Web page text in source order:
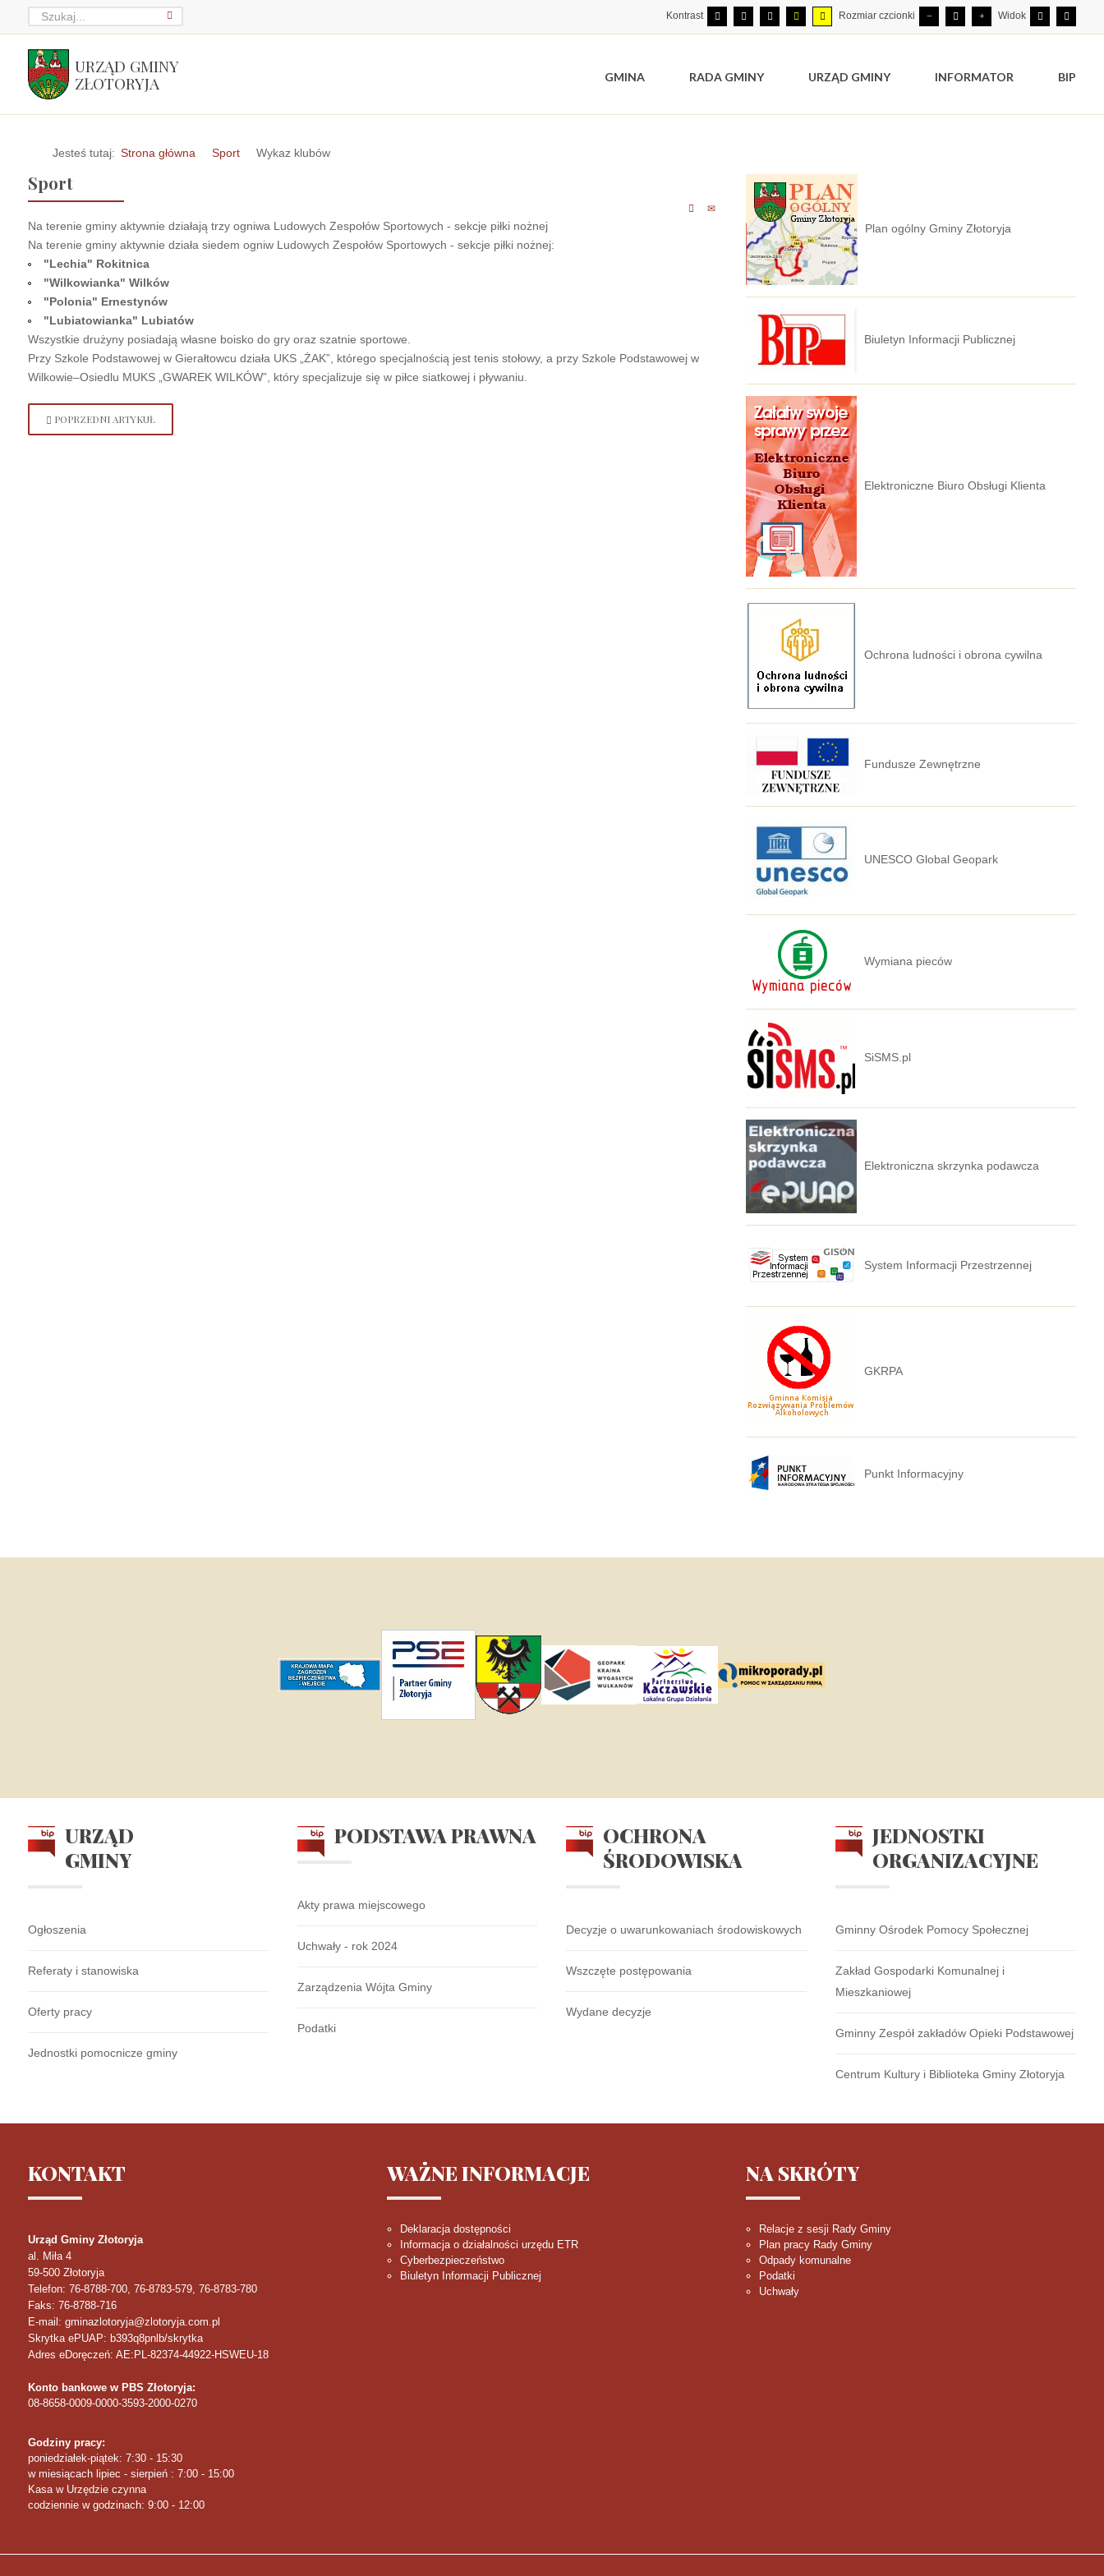
Kontrast Rozmiar czcionki Widok
URZĄD GMINY
ZŁOTORYJA
GMINA RADA GMINY URZĄD GMINY INFORMATOR BIP
Jesteś tutaj: Strona główna Sport Wykaz klubów
Sport
Na terenie gminy aktywnie działają trzy ogniwa Ludowych Zespołów Sportowych - sekcje piłki nożnej
Na terenie gminy aktywnie działa siedem ogniw Ludowych Zespołów Sportowych - sekcje piłki nożnej:
"Lechia" Rokitnica
"Wilkowianka" Wilków
"Polonia" Ernestynów
"Lubiatowianka" Lubiatów
Wszystkie drużyny posiadają własne boisko do gry oraz szatnie sportowe.
Przy Szkole Podstawowej w Gierałtowcu działa UKS „ŻAK”, którego specjalnością jest tenis stołowy, a przy Szkole Podstawowej w
Wilkowie–Osiedlu MUKS „GWAREK WILKÓW”, który specjalizuje się w piłce siatkowej i pływaniu.
POPRZEDNI ARTYKUŁ
Plan ogólny Gminy Złotoryja
Biuletyn Informacji Publicznej
Elektroniczne Biuro Obsługi Klienta
Ochrona ludności i obrona cywilna
Fundusze Zewnętrzne
UNESCO Global Geopark
Wymiana pieców
SiSMS.pl
Elektroniczna skrzynka podawcza
System Informacji Przestrzennej
GKRPA
Punkt Informacyjny
URZĄD
GMINY
Ogłoszenia
Referaty i stanowiska
Oferty pracy
Jednostki pomocnicze gminy
PODSTAWAPRAWNA
Akty prawa miejscowego
Uchwały - rok 2024
Zarządzenia Wójta Gminy
Podatki
OCHRONA
ŚRODOWISKA
Decyzje o uwarunkowaniach środowiskowych
Wszczęte postępowania
Wydane decyzje
JEDNOSTKI
ORGANIZACYJNE
Gminny Ośrodek Pomocy Społecznej
Zakład Gospodarki Komunalnej i
Mieszkaniowej
Gminny Zespół zakładów Opieki Podstawowej
Centrum Kultury i Biblioteka Gminy Złotoryja
KONTAKT
Urząd Gminy Złotoryja
al. Miła 4
59-500 Złotoryja
Telefon: 76-8788-700, 76-8783-579, 76-8783-780
Faks: 76-8788-716
E-mail: gminazlotoryja@zlotoryja.com.pl
Skrytka ePUAP: b393q8pnlb/skrytka
Adres eDoręczeń: AE:PL-82374-44922-HSWEU-18
Konto bankowe w PBS Złotoryja:
08-8658-0009-0000-3593-2000-0270
Godziny pracy:
poniedziałek-piątek: 7:30 - 15:30
w miesiącach lipiec - sierpień : 7:00 - 15:00
Kasa w Urzędzie czynna
codziennie w godzinach: 9:00 - 12:00
WAŻNEINFORMACJE
Deklaracja dostępności
Informacja o działalności urzędu ETR
Cyberbezpieczeństwo
Biuletyn Informacji Publicznej
NA SKRÓTY
Relacje z sesji Rady Gminy
Plan pracy Rady Gminy
Odpady komunalne
Podatki
Uchwały